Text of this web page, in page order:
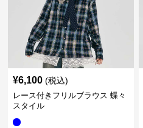
¥6,100 (税込)
レース付きフリルブラウス 蝶々
スタイル